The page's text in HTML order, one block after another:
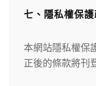
七、隱私權保
本網站隱私權保
正後的條款將刊